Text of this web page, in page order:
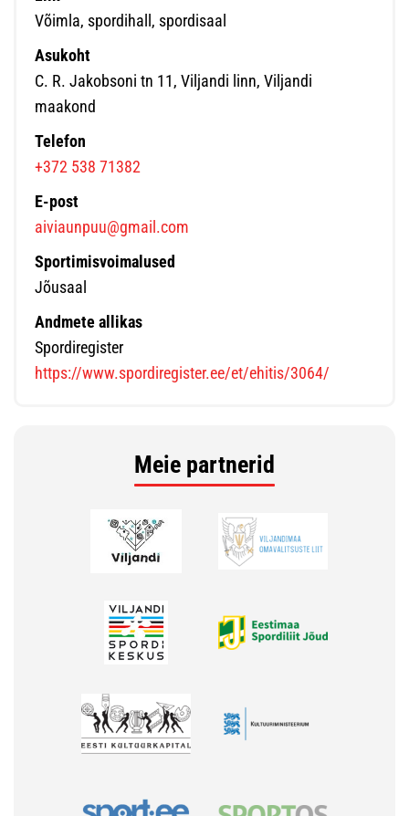
Võimla, spordihall, spordisaal
Asukoht
C. R. Jakobsoni tn 11, Viljandi linn, Viljandi
maakond
Telefon
+372 538 71382
E-post
aiviaunpuu@gmail.com
Sportimisvoimalused
Jõusaal
Andmete allikas
Spordiregister
https://www.spordiregister.ee/et/ehitis/3064/
Meie partnerid